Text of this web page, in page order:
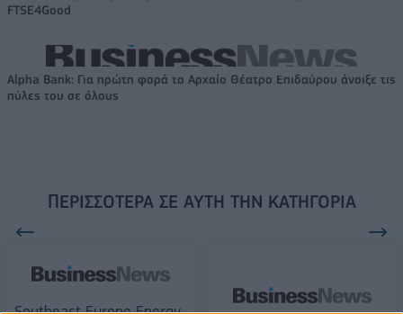
FTSE4Good
Alpha Bank: Για πρώτη φορά το Αρχαίο Θέατρο Επιδαύρου άνοιξε τις
πύλες του σε όλους
ΠΕΡΙΣΣΌΤΕΡΑ ΣΕ ΑΥΤΉ ΤΗΝ ΚΑΤΗΓΟΡΊΑ